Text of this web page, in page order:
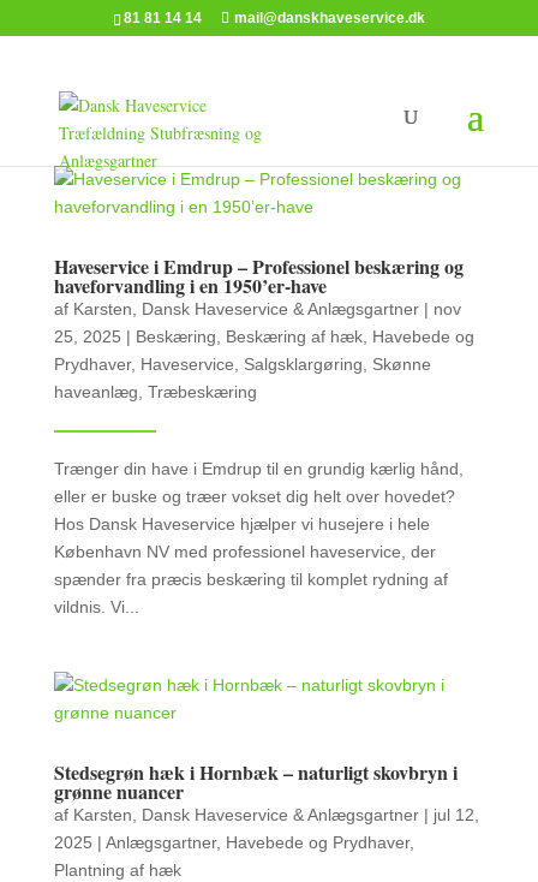
81 81 14 14 mail@danskhaveservice.dk
Haveservice i Emdrup – Professionel beskæring og
haveforvandling i en 1950’er-have
af Karsten, Dansk Haveservice & Anlægsgartner| nov
25, 2025 | Beskæring Beskæring af hæk, Havebede og
Prydhaver, Haveservice Salgsklargøring
Skønne
haveanlæg Træbeskæring
Trænger din have i Emdrup til en grundig kærlig hånd,
eller er buske og træer vokset dig helt over hovedet?
Hos Dansk Haveservice hjælper vi husejere i hele
København NV med professionel haveservice, der
spænder fra præcis beskæring til komplet rydning af
vildnis. Vi...
Stedsegrøn hæk i Hornbæk – naturligt skovbryn i
grønne nuancer
af Karsten, Dansk Haveservice & Anlægsgartner| jul 12,
2025 | Anlægsgartner, Havebede og Prydhaver,
Plantning af hæk